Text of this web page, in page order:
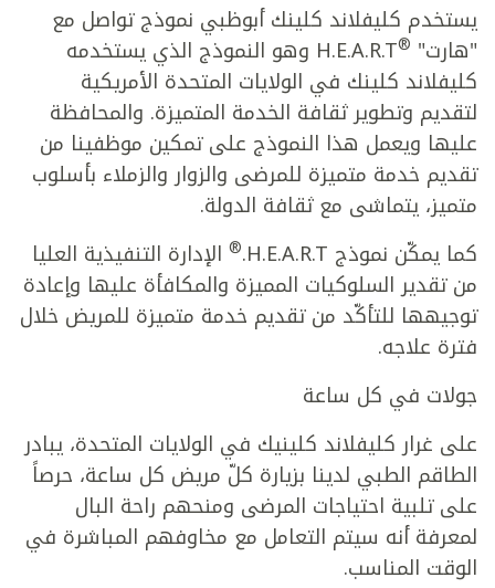
يستخدم كليفلاند كلينك أبوظبي نموذج تواصل مع
"هارت" ®
H.E.A.R.T وهو النموذج الذي يستخدمه
كليفلاند كلينك في الولايات المتحدة الأمريكية
لتقديم وتطوير ثقافة الخدمة المتميزة. والمحافظة
عليها ويعمل هذا النموذج على تمكين موظفينا من
تقديم خدمة متميزة للمرضى والزوار والزملاء بأسلوب
متميز، يتماشى مع ثقافة الدولة.
كما يمكّن نموذج H.E.A.R.T.
® الإدارة التنفيذية العليا
من تقدير السلوكيات المميزة والمكافأة عليها وإعادة
توجيهها للتأكّد من تقديم خدمة متميزة للمريض خلال
فترة علاجه.
جولات في كل ساعة
على غرار كليفلاند كلينيك في الولايات المتحدة، يبادر
الطاقم الطبي لدينا بزيارة كلّ مريض كل ساعة، حرصاً
على تلبية احتياجات المرضى ومنحهم راحة البال
لمعرفة أنه سيتم التعامل مع مخاوفهم المباشرة في
الوقت المناسب.